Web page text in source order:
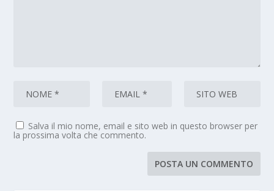
Salva il mio nome, email e sito web in questo browser per
la prossima volta che commento.